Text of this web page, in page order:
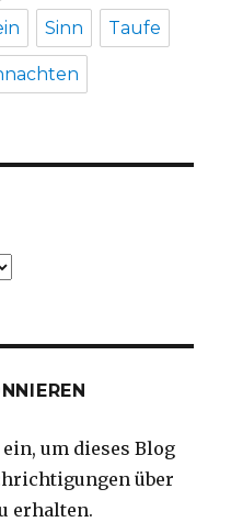
Sinn Taufe
um dieses Blog
über
erhalten.